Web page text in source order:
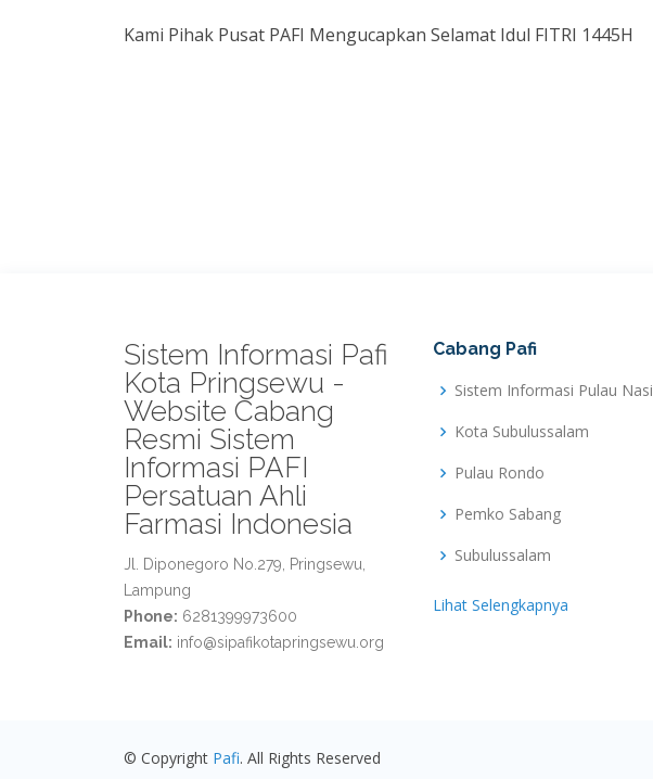
Kami Pihak Pusat PAFI Mengucapkan Selamat Idul FITRI 1445H
Sistem Informasi Pafi
Kota Pringsewu -
Website Cabang
Resmi Sistem
Informasi PAFI
Persatuan Ahli
Farmasi Indonesia
Jl. Diponegoro No.279, Pringsewu,
Lampung
Phone: 6281399973600
Email: info@sipafikotapringsewu.org
Cabang Pafi
Sistem Informasi Pulau Nasi
Kota Subulussalam
Pulau Rondo
Pemko Sabang
Subulussalam
Lihat Selengkapnya
© Copyright Pafi. All Rights Reserved